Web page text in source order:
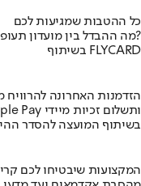
כל ההטבות שמגיעות לכם
מה ההבדל בין מועדון תעופה וכרטיס אשראי?
בשיתוף FLYCARD
הזדמנות האחרונה להרוויח
יחסי הימור משופרים, הפקדות ב-Apple Pay ותשלום זכיות מיידי
בשיתוף המועצה להסדר
המקצועות שיבטיחו לכם